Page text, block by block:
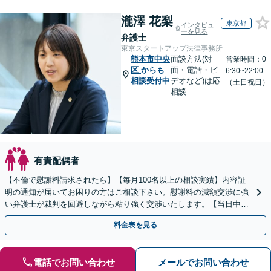
瀧澤 花梨
弁護士
インタビュ
ーを見る
東京都
東京スタートアップ法律事務所
熊本市中央
区 からも
相談受付中
面談方法(対
面・電話・ビ
デオなど)は応
相談
営業時間：0
6:30~22:00
（土日祝日）
有責配偶者
【不倫で慰謝料請求されたら】【毎月100名以上の相談実績】内容証
明の通知が届いてお困りの方はご相談下さい。慰謝料の減額交渉に強
い弁護士が裁判を回避しながら粘り強く交渉いたします。【当日中の
相談可(予約制)】【全国対応】
料金表を見る
電話でお問い合わせ メールでお問い合わせ